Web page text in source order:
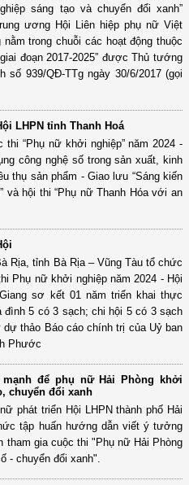
sáng tạo và chuyển đổi xanh”
ương Hội Liên hiệp phụ nữ Việt
trong chuỗi các hoạt động thuộc
đoạn 2017-2025” được Thủ tướng
số 939/QĐ-TTg ngày 30/6/2017 (gọi
LHPN tỉnh Thanh Hoá
thi “Phụ nữ khởi nghiệp” năm 2024 -
công nghệ số trong sản xuất, kinh
thụ sản phẩm - Giao lưu “Sáng kiến
và hội thi “Phụ nữ Thanh Hóa với an
Rịa, tỉnh Bà Rịa – Vũng Tàu tổ chức
Phụ nữ khởi nghiệp năm 2024 - Hội
sơ kết 01 năm triển khai thực
đình 5 có 3 sạch; chi hội 5 có 3 sạch
thảo Báo cáo chính trị của Uỷ ban
Phước
để phụ nữ Hải Phòng khởi
chuyển đổi xanh
phát triển Hội LHPN thành phố Hải
tập huấn hướng dẫn viết ý tưởng
gia cuộc thi "Phụ nữ Hải Phòng
- chuyển đổi xanh".